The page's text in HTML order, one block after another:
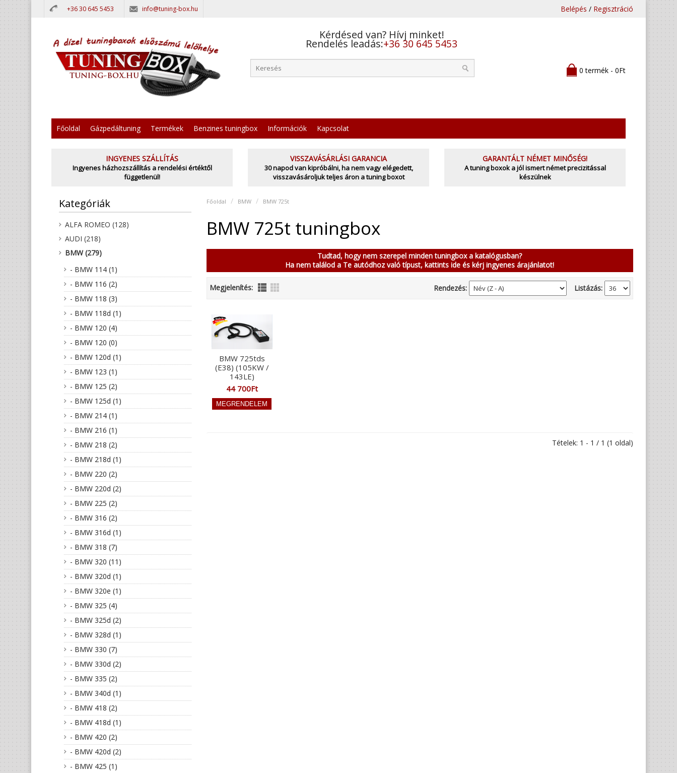
+36 30 645 5453 info@tuning-box.hu Belépés / Regisztráció
Kérdésed van? Hívj minket!
Rendelés leadás:+36 30 645 5453
0 termék - 0Ft
Főoldal Gázpedáltuning Termékek Benzines tuningbox Információk Kapcsolat
INGYENES SZÁLLÍTÁS
Ingyenes házhozszállítás a rendelési értéktől
függetlenül!
VISSZAVÁSÁRLÁSI GARANCIA
30 napod van kipróbálni, ha nem vagy elégedett,
visszavásároljuk teljes áron a tuning boxot
GARANTÁLT NÉMET MINŐSÉG!
A tuning boxok a jól ismert német precizitással
készülnek
Kategóriák
ALFA ROMEO (128)
AUDI (218)
BMW (279)
- BMW 114 (1)
- BMW 116 (2)
- BMW 118 (3)
- BMW 118d (1)
- BMW 120 (4)
- BMW 120 (0)
- BMW 120d (1)
- BMW 123 (1)
- BMW 125 (2)
- BMW 125d (1)
- BMW 214 (1)
- BMW 216 (1)
- BMW 218 (2)
- BMW 218d (1)
- BMW 220 (2)
- BMW 220d (2)
- BMW 225 (2)
- BMW 316 (2)
- BMW 316d (1)
- BMW 318 (7)
- BMW 320 (11)
- BMW 320d (1)
- BMW 320e (1)
- BMW 325 (4)
- BMW 325d (2)
- BMW 328d (1)
- BMW 330 (7)
- BMW 330d (2)
- BMW 335 (2)
- BMW 340d (1)
- BMW 418 (2)
- BMW 418d (1)
- BMW 420 (2)
- BMW 420d (2)
- BMW 425 (1)
Főoldal BMW BMW 725t
BMW 725t tuningbox
Tudtad, hogy nem szerepel minden tuningbox a katalógusban?
Ha nem találod a Te autódhoz való típust, kattints ide és kérj ingyenes árajánlatot!
Megjelenítés: Listázás:
Rendezés:
BMW 725tds
(E38) (105KW /
143LE)
44 700Ft
Tételek: 1 - 1 / 1 (1 oldal)